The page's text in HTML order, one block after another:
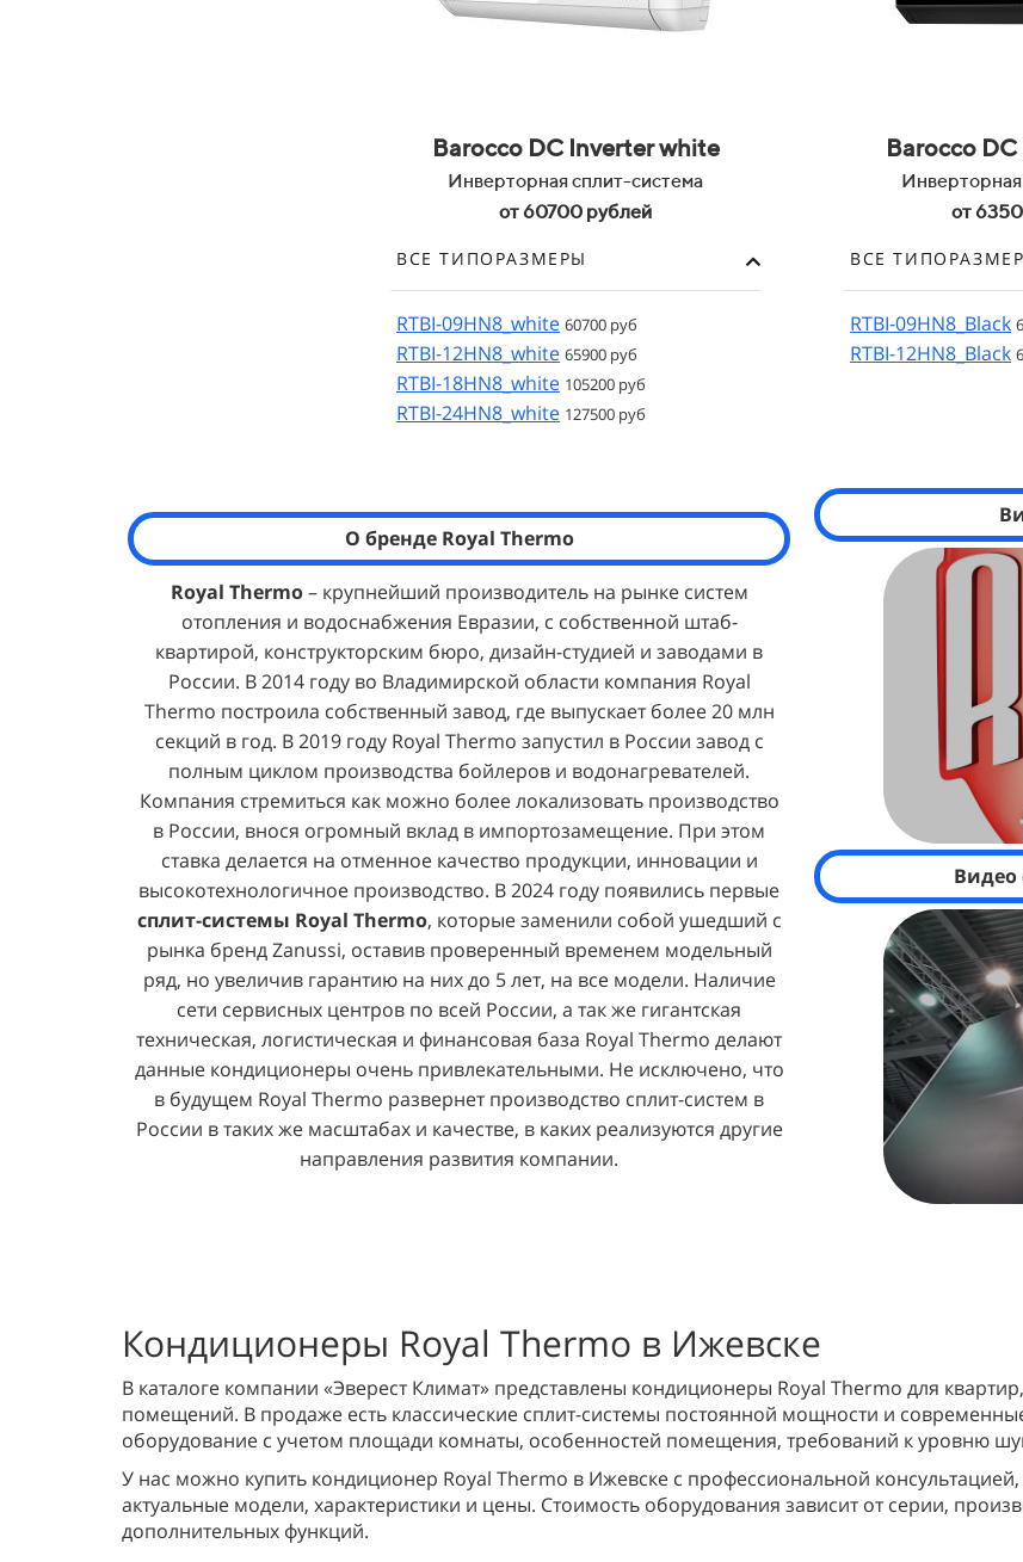
Barocco DC Inverter white
Инверторная сплит-система
от 60700 рублей
ВСЕ ТИПОРАЗМЕРЫ
RTBI-09HN8_white 60700 руб
RTBI-12HN8_white 65900 руб
RTBI-18HN8_white 105200 руб
RTBI-24HN8_white 127500 руб
Barocco
от
ВСЕ
RTBI-09HN8_Black
RTBI-12HN8_Black
О бренде Royal Thermo
Royal Thermo– крупнейший производитель на рынке систем
отопления и водоснабжения Евразии, с собственной штаб-
квартирой, конструкторским бюро, дизайн-студией и заводами в
России. В 2014 году во Владимирской области компания Royal
Thermo построила собственный завод, где выпускает более 20 млн
секций в год. В 2019 году Royal Thermo запустил в России завод с
полным циклом производства бойлеров и водонагревателей.
Компания стремиться как можно более локализовать производство
в России, внося огромный вклад в импортозамещение. При этом
ставка делается на отменное качество продукции, инновации и
высокотехнологичное производство. В 2024 году появились первые
сплит-системы Royal Thermo, которые заменили собой ушедший с
рынка бренд Zanussi, оставив проверенный временем модельный
ряд, но увеличив гарантию на них до 5 лет, на все модели. Наличие
сети сервисных центров по всей России, а так же гигантская
техническая, логистическая и финансовая база Royal Thermo делают
данные кондиционеры очень привлекательными. Не исключено, что
в будущем Royal Thermo развернет производство сплит-систем в
России в таких же масштабах и качестве, в каких реализуются другие
направления развития компании.
Видео
Кондиционеры Royal Thermo в Ижевске
В каталоге компании «Эверест Климат» представлены кондиционеры Royal Thermo для
помещений. В продаже есть классические сплит-системы постоянной мощности и
оборудование с учетом площади комнаты, особенностей помещения, требований к уровню
У нас можно купить кондиционер Royal Thermo в Ижевске с профессиональной
актуальные модели, характеристики и цены. Стоимость оборудования зависит от серии,
дополнительных функций.